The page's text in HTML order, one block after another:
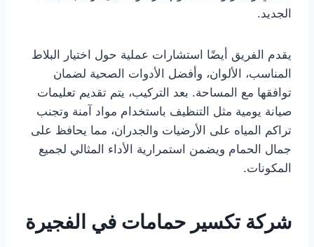
الجديد.
يقدم الفريق أيضًا استشارات عملية حول اختيار البلاط
المناسب، الألوان، وأفضل الأدوات الصحية لضمان
توافقها مع المساحة. بعد التركيب، يتم تقديم تعليمات
صيانة يومية مثل التنظيف باستخدام مواد آمنة وتجنب
تراكم المياه على الأرضيات والجدران، مما يحافظ على
جمال الحمام ويضمن استمرارية الأداء المثالي لجميع
المكونات.
شركة تكسير حمامات في الفجيرة